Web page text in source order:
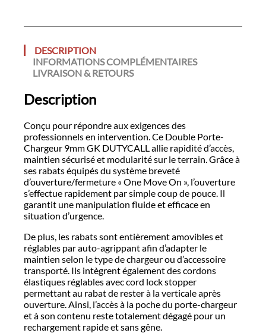
Multicam
DESCRIPTION
INFORMATIONS COMPLÉMENTAIRES
LIVRAISON & RETOURS
Description
Conçu pour répondre aux exigences des
professionnels en intervention. Ce Double Porte-
Chargeur 9mm GK DUTYCALL allie rapidité d’accès,
maintien sécurisé et modularité sur le terrain. Grâce à
ses rabats équipés du système breveté
d’ouverture/fermeture « One Move On », l’ouverture
s’effectue rapidement par simple coup de pouce. Il
garantit une manipulation fluide et efficace en
situation d’urgence.
De plus, les rabats sont entièrement amovibles et
réglables par auto-agrippant afin d’adapter le
maintien selon le type de chargeur ou d’accessoire
transporté. Ils intègrent également des cordons
élastiques réglables avec cord lock stopper
permettant au rabat de rester à la verticale après
ouverture. Ainsi, l’accès à la poche du porte-chargeur
et à son contenu reste totalement dégagé pour un
rechargement rapide et sans gêne.